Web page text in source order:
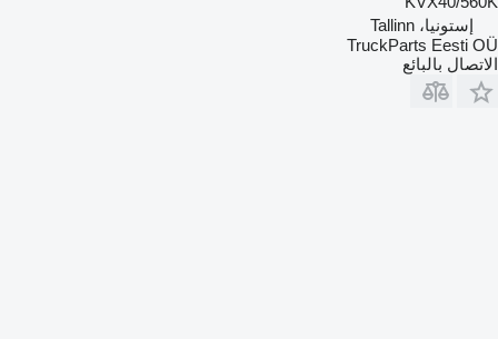
إستونيا، Tallinn
TruckParts Eesti OÜ
الاتصال بالبائع